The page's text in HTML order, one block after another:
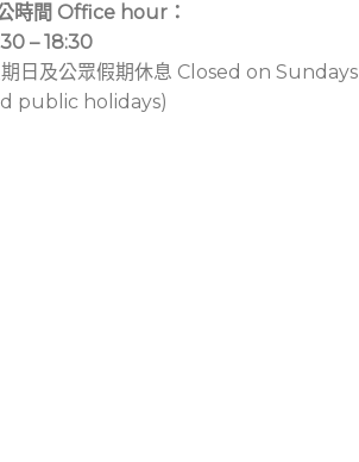
時間 Office hour：
– 18:30
期日及公眾假期休息 Closed on Sundays
public holidays)